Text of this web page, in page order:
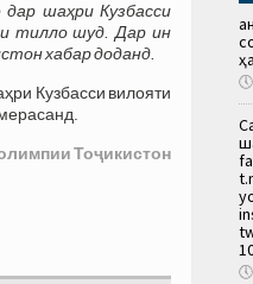
шаҳри Кузбасси
тилло шуд. Дар ин
хабар доданд.
Кузбасси вилояти
Тоҷикистон
🕔
🕔